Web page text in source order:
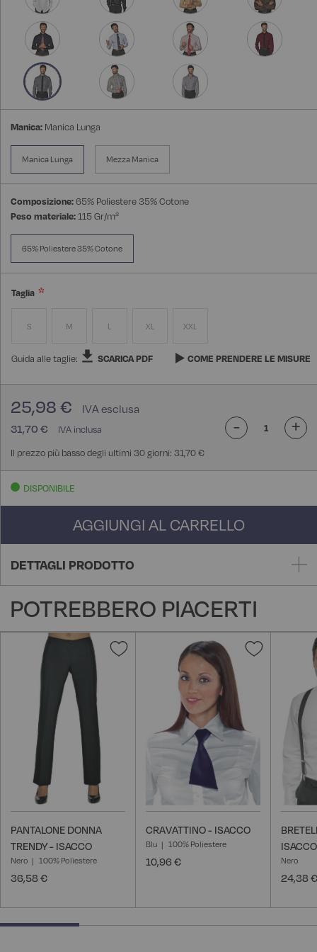
Manica: Manica Lunga
Manica Lunga Mezza Manica
Composizione:65% Poliestere 35% Cotone
Peso materiale:115 Gr/m²
65% Poliestere 35% Cotone
Taglia
S M L XL XXL
Guida alle taglie: SCARICA PDF COME PRENDERE LE MISURE
31,70 €
25,98 €
Il prezzo più basso degli ultimi 30 giorni: 31,70 €
- +
DISPONIBILE
AGGIUNGI AL CARRELLO
DETTAGLI PRODOTTO
POTREBBERO PIACERTI
Aggiungi
PANTALONE DONNA
TRENDY - ISACCO
Nero 100% Poliestere
36,58 €
Aggiungi
desideri
CRAVATTINO - ISACCO
Blu 100% Poliestere
10,96 €
ISACCO
Nero
24,38 €
25% completed